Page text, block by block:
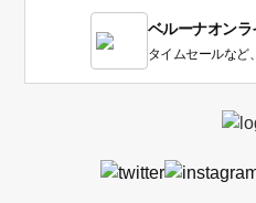
ベルーナオンラ
タイムセールなど